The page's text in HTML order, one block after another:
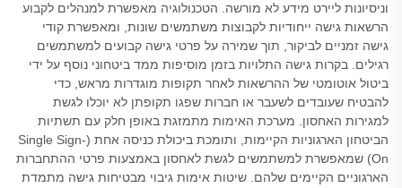
וניסיונות ליירט מידע לא מורשה. הטכנולוגיה מאפשרת למנהלים לקבוע
הרשאות גישה ייחודיות לקבוצות משתמשים שונות, ומאפשרת קודי
גישה זמניים לביקור, תוך שמירה על פרטי גישה קבועים למשתמשים
רגילים. בקרות גישה התלויות בזמן מוסיפות ממד ביטחוני נוסף על ידי
ביטול אוטומטי של ההרשאות לאחר תקופות מוגדרות מראש, כדי
להבטיח שעובדים לשעבר או חברות שפגו תקופתן לא יוכלו לגשת
למגירות האחסון. מערכת האימות מתמזגת באופן חלק עם תשתיות
הביטחון הארגוניות הקיימות, ותומכת ביכולת כניסה אחת (Single Sign-
On) שמאפשרת למשתמשים לגשת לאחסון באמצעות פרטי ההתחברות
הארגוניים הקיימים שלהם. שיטות אימות גיבוי מבטיחות גישה מתמדת